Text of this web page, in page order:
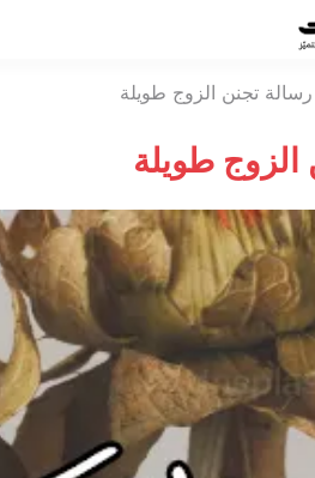
رسالة تجنن الزوج طويلة
طويلة